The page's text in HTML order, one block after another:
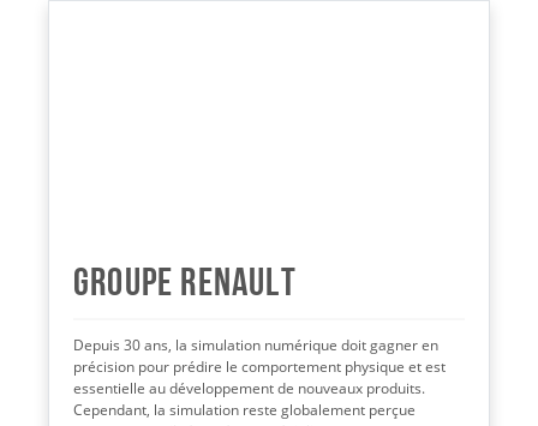
Groupe Renault
Depuis 30 ans, la simulation numérique doit gagner en
précision pour prédire le comportement physique et est
essentielle au développement de nouveaux produits.
Cependant, la simulation reste globalement perçue